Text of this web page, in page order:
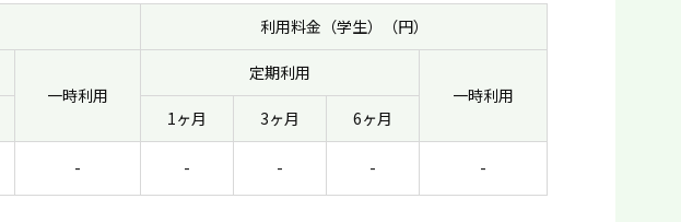
利用料金（学生）（円）
一時利用
定期利用
一時利用
1ヶ月 3ヶ月 6ヶ月
- - - - -